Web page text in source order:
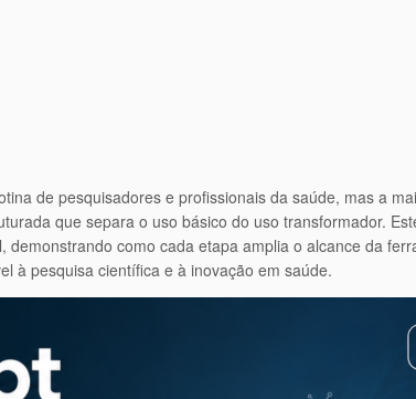
de pesquisadores e profissionais da saúde, mas a
que separa o uso básico do uso transformador.
como cada etapa amplia o alcance da
à pesquisa científica e à inovação em saúde.